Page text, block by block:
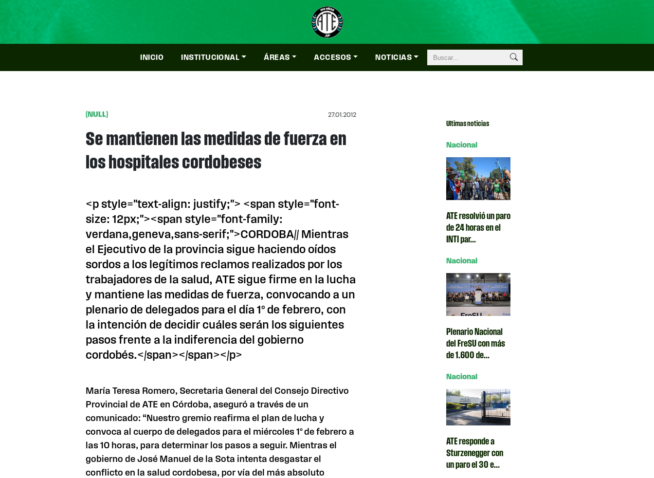
INICIO INSTITUCIONAL ÁREAS ACCESOS NOTICIAS
(NULL) 27.01.2012
Se mantienen las medidas de fuerza en
los hospitales cordobeses
<p style="text-align: justify;"> <span style="font-
size: 12px;"><span style="font-family:
verdana,geneva,sans-serif;">CORDOBA// Mientras
el Ejecutivo de la provincia sigue haciendo oídos
sordos a los legítimos reclamos realizados por los
trabajadores de la salud, ATE sigue firme en la lucha
y mantiene las medidas de fuerza, convocando a un
plenario de delegados para el día 1º de febrero, con
la intención de decidir cuáles serán los siguientes
pasos frente a la indiferencia del gobierno
cordobés.</span></span></p>
María Teresa Romero, Secretaria General del Consejo Directivo
Provincial de ATE en Córdoba, aseguró a través de un
comunicado: “Nuestro gremio reafirma el plan de lucha y
convoca al cuerpo de delegados para el miércoles 1º de febrero a
las 10 horas, para determinar los pasos a seguir. Mientras el
gobierno de José Manuel de la Sota intenta desgastar el
conflicto en la salud cordobesa, por vía del más absoluto
Ultimas noticias
Nacional
ATE resolvió un paro
de 24 horas en el
INTI par...
Nacional
Plenario Nacional
del FreSU con más
de 1.600 de...
Nacional
ATE responde a
Sturzenegger con
un paro el 30 e...